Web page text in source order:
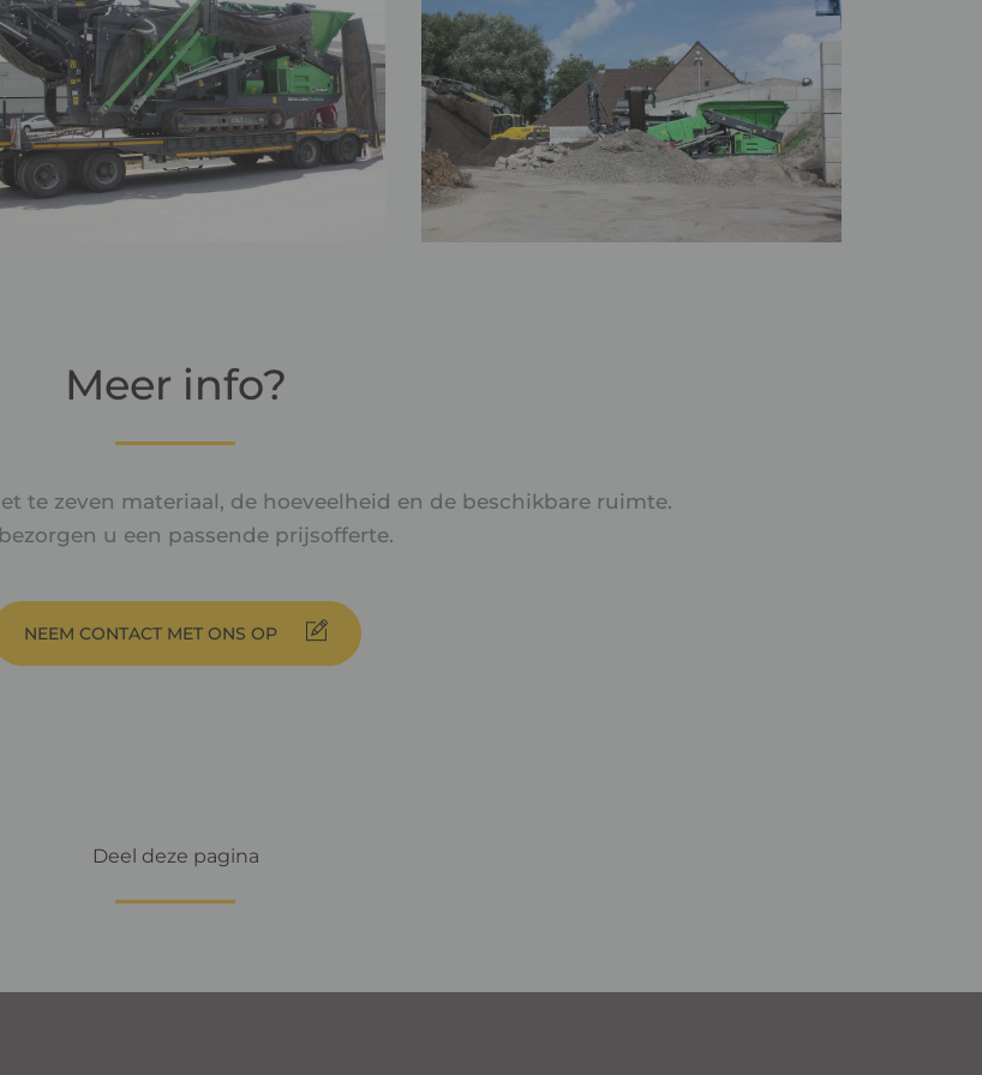
Meer info?
te zeven materiaal, de hoeveelheid en de beschikbare ruimte.
u een passende prijsofferte.
NEEM CONTACT MET ONS OP
Deel deze pagina